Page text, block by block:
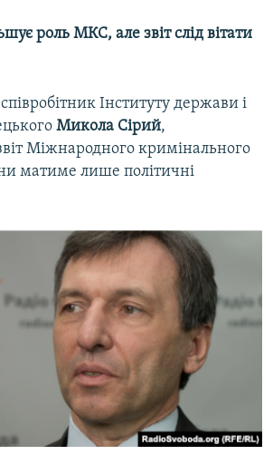
роль МКС, але звіт слід вітати
Інституту держави і
Микола Сірий,
Міжнародного кримінального
матиме лише політичні